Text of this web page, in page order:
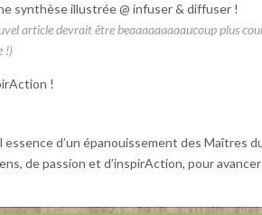
synthèse illustrée @ infuser & diffuser !
article devrait être beaaaaaaaaaucoup plus
!)
!
d’un épanouissement des Maîtres
de passion et d’inspirAction, pour